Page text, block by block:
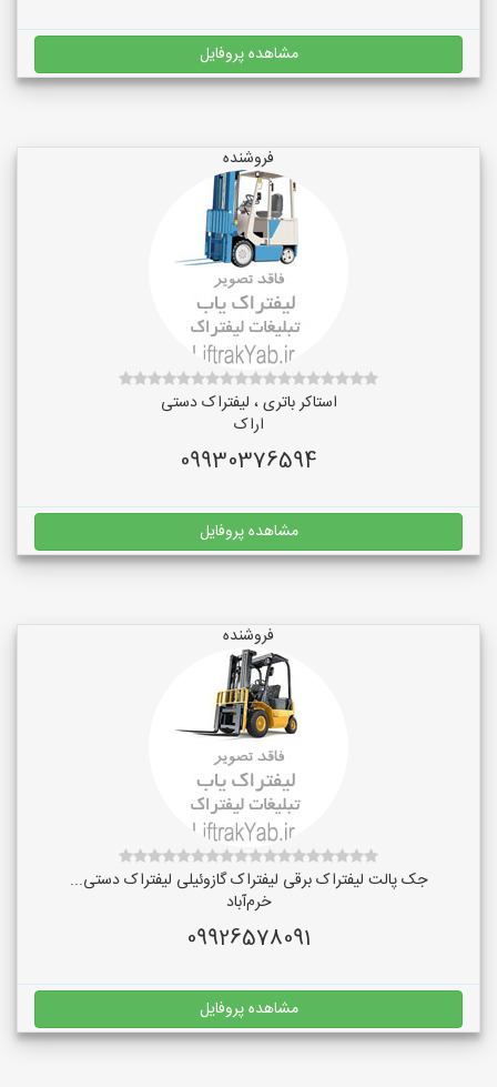
مشاهده پروفایل
فروشنده
استاکر باتری ، لیفتراک دستی
اراک
09930376594
مشاهده پروفایل
فروشنده
جک پالت لیفتراک برقی لیفتراک گازوئیلی لیفتراک دستی...
خرم‌آباد
09926578091
مشاهده پروفایل